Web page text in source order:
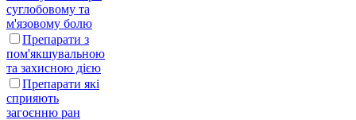
суглобовому та
м'язовому болю
Препарати з
пом'якшувальною
та захисною дією
Препарати які
сприяють
загоєнню ран